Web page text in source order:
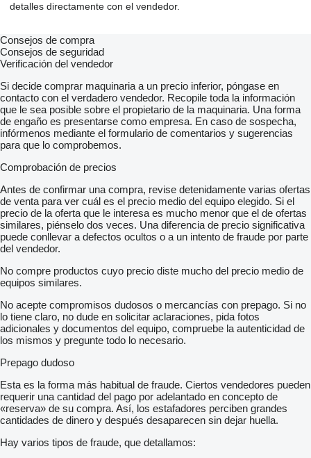
detalles directamente con el vendedor.
Consejos de compra
Consejos de seguridad
Verificación del vendedor
Si decide comprar maquinaria a un precio inferior, póngase en
contacto con el verdadero vendedor. Recopile toda la información
que le sea posible sobre el propietario de la maquinaria. Una forma
de engaño es presentarse como empresa. En caso de sospecha,
infórmenos mediante el formulario de comentarios y sugerencias
para que lo comprobemos.
Comprobación de precios
Antes de confirmar una compra, revise detenidamente varias ofertas
de venta para ver cuál es el precio medio del equipo elegido. Si el
precio de la oferta que le interesa es mucho menor que el de ofertas
similares, piénselo dos veces. Una diferencia de precio significativa
puede conllevar a defectos ocultos o a un intento de fraude por parte
del vendedor.
No compre productos cuyo precio diste mucho del precio medio de
equipos similares.
No acepte compromisos dudosos o mercancías con prepago. Si no
lo tiene claro, no dude en solicitar aclaraciones, pida fotos
adicionales y documentos del equipo, compruebe la autenticidad de
los mismos y pregunte todo lo necesario.
Prepago dudoso
Esta es la forma más habitual de fraude. Ciertos vendedores pueden
requerir una cantidad del pago por adelantado en concepto de
«reserva» de su compra. Así, los estafadores perciben grandes
cantidades de dinero y después desaparecen sin dejar huella.
Hay varios tipos de fraude, que detallamos: